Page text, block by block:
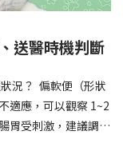
能力及早接觸各種環
適當的社會化訓練
相處，減少恐懼或攻
獸醫檢查、美容
質。 訓練幼犬不只
過耐心且一致的訓
立起相互尊重的終身
送醫時機判斷
況？ 偏軟便（形狀
適應，可以觀察 1~2
胃受刺激，建議調整